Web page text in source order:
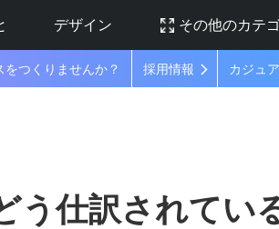
デザイン その他のカテ
つくりませんか？ 採用情報 カジュ
う仕訳されてい